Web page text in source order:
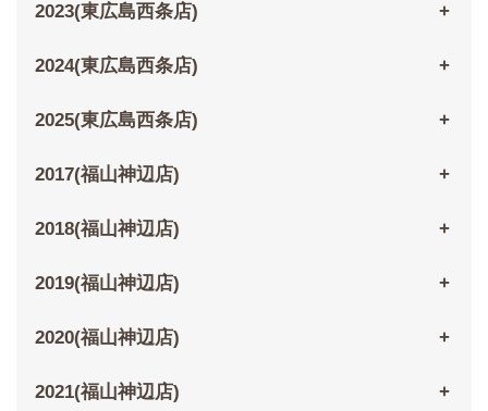
2023(東広島西条店)
2024(東広島西条店)
2025(東広島西条店)
2017(福山神辺店)
2018(福山神辺店)
2019(福山神辺店)
2020(福山神辺店)
2021(福山神辺店)